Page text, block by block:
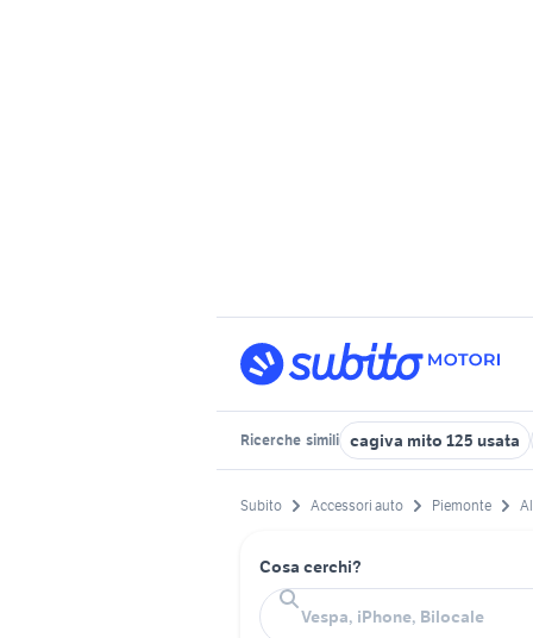
Ricerche simili cagiva mito 125 usata
Subito Accessori auto Piemonte
Cosa cerchi?